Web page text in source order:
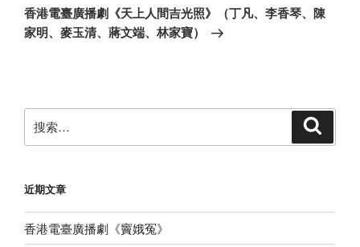
一
篇
香港電臺廣播劇《天上人間吉光照》（丁凡、李香琴、陳
家明、麥玉清、蔣文端、林家寶）
索：
近期文章
香港電臺廣播劇《竇娥冤》